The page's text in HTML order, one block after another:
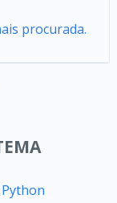
procurada.